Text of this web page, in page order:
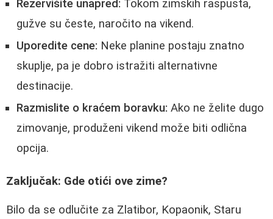
Rezervišite unapred: Tokom zimskih raspusta,
gužve su česte, naročito na vikend.
Uporedite cene: Neke planine postaju znatno
skuplje, pa je dobro istražiti alternativne
destinacije.
Razmislite o kraćem boravku: Ako ne želite dugo
zimovanje, produženi vikend može biti odlična
opcija.
Zaključak: Gde otići ove zime?
Bilo da se odlučite za Zlatibor, Kopaonik, Staru